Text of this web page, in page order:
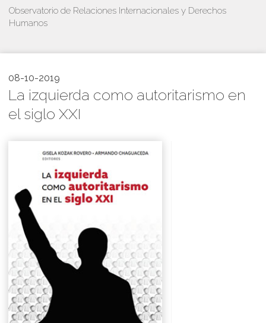
Observatorio de Relaciones Internacionales y Derechos
Humanos
08-10-2019
La izquierda como autoritarismo en
el siglo XXI